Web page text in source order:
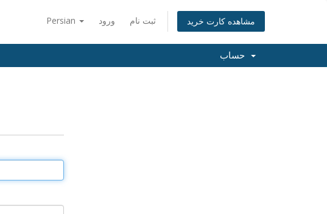
Persian ورود ثبت نام مشاهده کارت خرید